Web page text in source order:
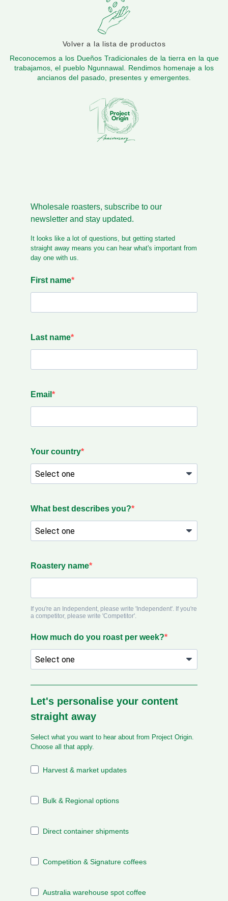
Volver a la lista de productos
Reconocemos a los Dueños Tradicionales de la tierra en la que
trabajamos, el pueblo Ngunnawal. Rendimos homenaje a los
ancianos del pasado, presentes y emergentes.